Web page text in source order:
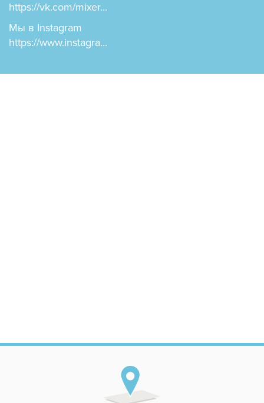
https://vk.com/mixer...
Мы в Instagram
https://www.instagra...